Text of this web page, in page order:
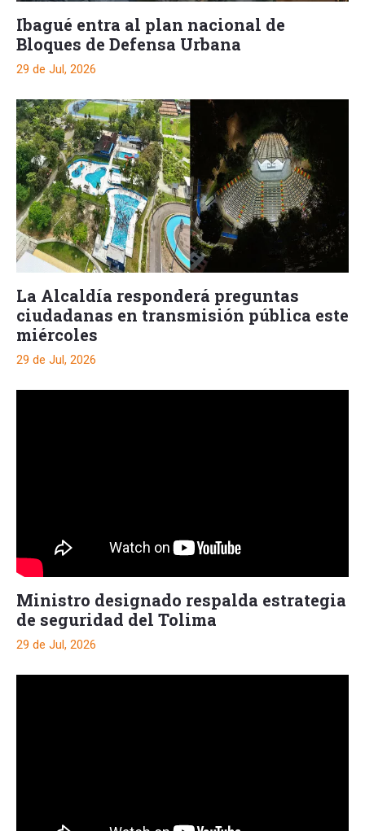
Ibagué entra al plan nacional de
Bloques de Defensa Urbana
29 de Jul, 2026
La Alcaldía responderá preguntas
ciudadanas en transmisión pública este
miércoles
29 de Jul, 2026
Ministro designado respalda estrategia
de seguridad del Tolima
29 de Jul, 2026